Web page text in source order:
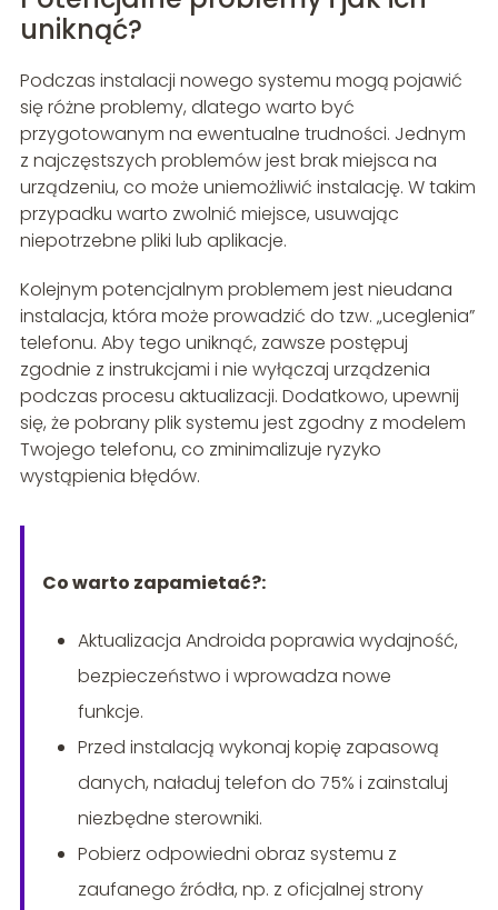
uniknąć?
Podczas instalacji nowego systemu mogą pojawić
się różne problemy, dlatego warto być
przygotowanym na ewentualne trudności. Jednym
z najczęstszych problemów jest brak miejsca na
urządzeniu, co może uniemożliwić instalację. W takim
przypadku warto zwolnić miejsce, usuwając
niepotrzebne pliki lub aplikacje.
Kolejnym potencjalnym problemem jest nieudana
instalacja, która może prowadzić do tzw. „uceglenia”
telefonu. Aby tego uniknąć, zawsze postępuj
zgodnie z instrukcjami i nie wyłączaj urządzenia
podczas procesu aktualizacji. Dodatkowo, upewnij
się, że pobrany plik systemu jest zgodny z modelem
Twojego telefonu, co zminimalizuje ryzyko
wystąpienia błędów.
Co warto zapamietać?:
Aktualizacja Androida poprawia wydajność,
bezpieczeństwo i wprowadza nowe
funkcje.
Przed instalacją wykonaj kopię zapasową
danych, naładuj telefon do 75% i zainstaluj
niezbędne sterowniki.
Pobierz odpowiedni obraz systemu z
zaufanego źródła, np. z oficjalnej strony